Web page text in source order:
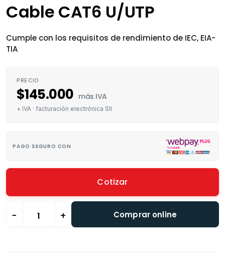
Cable CAT6 U/UTP
Cumple con los requisitos de rendimiento de IEC, EIA-
TIA
PRECIO
$145.000 más IVA
+ IVA · facturación electrónica SII
PAGO SEGURO CON
Cotizar
− + Comprar online